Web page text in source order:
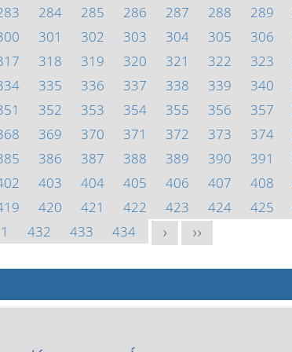
284 285 286 287 288 289
301 302 303 304 305 306
318 319 320 321 322 323
335 336 337 338 339 340
352 353 354 355 356 357
369 370 371 372 373 374
386 387 388 389 390 391
403 404 405 406 407 408
420 421 422 423 424 425
432 433 434 > >>